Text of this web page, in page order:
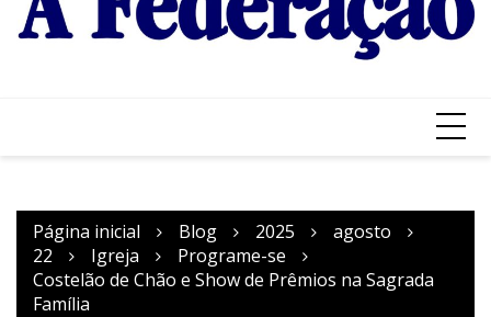
Página inicial Blog 2025
agosto
22
Igreja
Programe-se
Costelão de Chão e Show de Prêmios na Sagrada
Família